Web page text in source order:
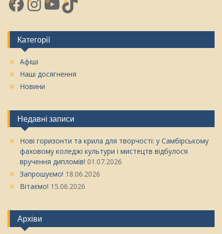
Категорії
Афіші
Наші досягнення
Новини
Недавні записи
Нові горизонти та крила для творчості: у Самбірському
фаховому коледжі культури і мистецтв відбулося
вручення дипломів! 01.07.2026
Запрошуємо! 18.06.2026
Вітаємо! 15.06.2026
Архіви